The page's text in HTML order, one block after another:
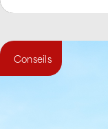
Conseils